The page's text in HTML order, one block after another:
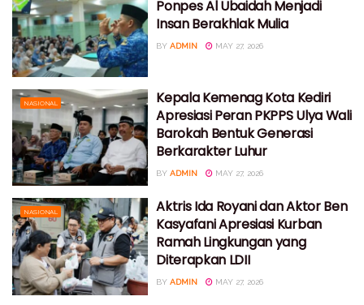
Ponpes Al Ubaidah Menjadi
Insan Berakhlak Mulia
BY ADMIN MAY 27, 2026
NASIONAL
Kepala Kemenag Kota Kediri
Apresiasi Peran PKPPS Ulya Wali
Barokah Bentuk Generasi
Berkarakter Luhur
BY ADMIN MAY 27, 2026
NASIONAL
Aktris Ida Royani dan Aktor Ben
Kasyafani Apresiasi Kurban
Ramah Lingkungan yang
Diterapkan LDII
BY ADMIN MAY 27, 2026